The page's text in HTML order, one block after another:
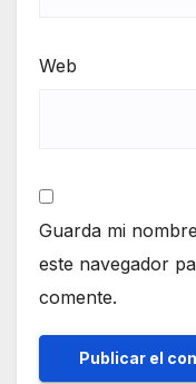
Web
Guarda mi
este navegador
comente.